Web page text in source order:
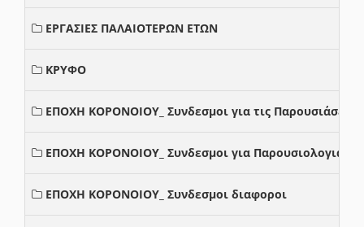
ΕΡΓΑΣΙΕΣ ΠΑΛΑΙΟΤΕΡΩΝ ΕΤΩΝ
ΚΡΥΦΟ
ΕΠΟΧΗ ΚΟΡΟΝΟΙΟΥ_ Συνδεσμοι για τις Παρουσιάσεις
ΕΠΟΧΗ ΚΟΡΟΝΟΙΟΥ_ Συνδεσμοι για Παρουσιολογια
ΕΠΟΧΗ ΚΟΡΟΝΟΙΟΥ_ Συνδεσμοι διαφοροι